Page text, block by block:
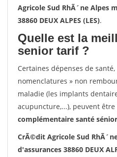
Agricole Sud RhÃ´ne Alpes
38860 DEUX ALPES (LES).
Quelle est la
senior tarif ?
Certaines dépenses de
nomenclatures » non
maladie (les implants
acupuncture,...), peuvent
complémentaire santé sénior
CrÃ©dit Agricole Sud
d'assurances 38860 DEUX